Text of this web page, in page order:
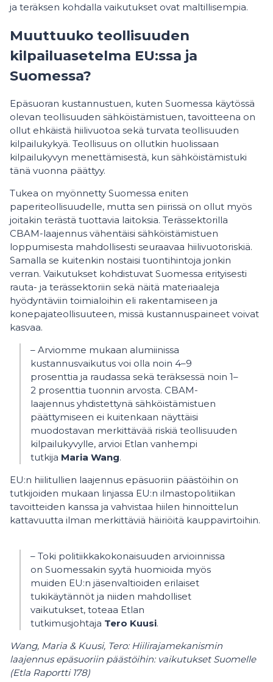
ja teräksen kohdalla vaikutukset ovat maltillisempia.
Muuttuuko teollisuuden
kilpailuasetelma EU:ssa ja
Suomessa?
Epäsuoran kustannustuen, kuten Suomessa käytössä
olevan teollisuuden sähköistämistuen, tavoitteena on
ollut ehkäistä hiilivuotoa sekä turvata teollisuuden
kilpailukykyä. Teollisuus on ollutkin huolissaan
kilpailukyvyn menettämisestä, kun sähköistämistuki
tänä vuonna päättyy.
Tukea on myönnetty Suomessa eniten
paperiteollisuudelle, mutta sen piirissä on ollut myös
joitakin terästä tuottavia laitoksia. Terässektorilla
CBAM-laajennus vähentäisi sähköistämistuen
loppumisesta mahdollisesti seuraavaa hiilivuotoriskiä.
Samalla se kuitenkin nostaisi tuontihintoja jonkin
verran. Vaikutukset kohdistuvat Suomessa erityisesti
rauta- ja terässektoriin sekä näitä materiaaleja
hyödyntäviin toimialoihin eli rakentamiseen ja
konepajateollisuuteen, missä kustannuspaineet voivat
kasvaa.
– Arviomme mukaan alumiinissa
kustannusvaikutus voi olla noin 4–9
prosenttia ja raudassa sekä teräksessä noin 1–
2 prosenttia tuonnin arvosta. CBAM-
laajennus yhdistettynä sähköistämistuen
päättymiseen ei kuitenkaan näyttäisi
muodostavan merkittävää riskiä teollisuuden
kilpailukyvylle, arvioi Etlan vanhempi
tutkija Maria Wang.
EU:n hiilitullien laajennus epäsuoriin päästöihin on
tutkijoiden mukaan linjassa EU:n ilmastopolitiikan
tavoitteiden kanssa ja vahvistaa hiilen hinnoittelun
kattavuutta ilman merkittäviä häiriöitä kauppavirtoihin.
– Toki politiikkakokonaisuuden arvioinnissa
on Suomessakin syytä huomioida myös
muiden EU:n jäsenvaltioiden erilaiset
tukikäytännöt ja niiden mahdolliset
vaikutukset, toteaa Etlan
tutkimusjohtaja Tero Kuusi.
Wang, Maria & Kuusi, Tero: Hiilirajamekanismin
laajennus epäsuoriin päästöihin: vaikutukset Suomelle
(Etla Raportti 178)